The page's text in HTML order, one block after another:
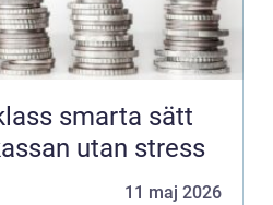
sätt
utan stress
11 maj 2026